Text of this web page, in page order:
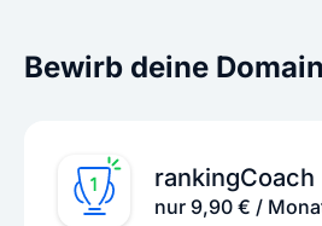
Bewirb deine Domain
rankingCoach
nur 9,90 € /